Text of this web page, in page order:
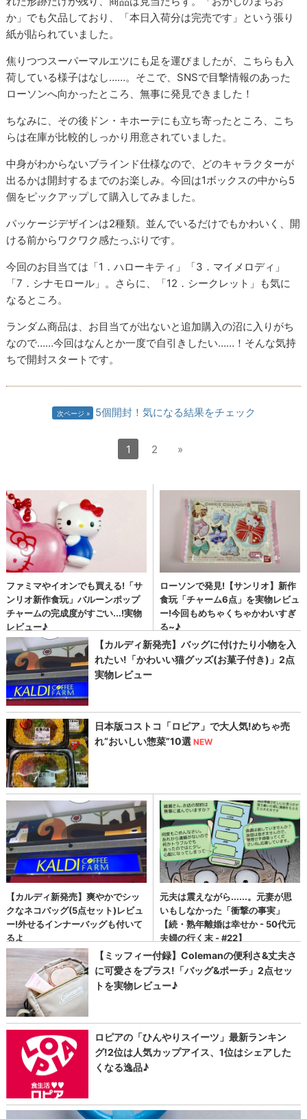
か」でも欠品しており、「本日入荷分は完売です」という張り
紙が貼られていました。
焦りつつスーパーマルエツにも足を運びましたが、こちらも入
荷している様子はなし……。そこで、SNSで目撃情報のあった
ローソンへ向かったところ、無事に発見できました！
ちなみに、その後ドン・キホーテにも立ち寄ったところ、こち
らは在庫が比較的しっかり用意されていました。
中身がわからないブラインド仕様なので、どのキャラクターが
出るかは開封するまでのお楽しみ。今回は1ボックスの中から5
個をピックアップして購入してみました。
パッケージデザインは2種類。並んでいるだけでもかわいく、開
ける前からワクワク感たっぷりです。
今回のお目当ては「1．ハローキティ」「3．マイメロディ」
「7．シナモロール」。さらに、「12．シークレット」も気に
なるところ。
ランダム商品は、お目当てが出ないと追加購入の沼に入りがち
なので……今回はなんとか一度で自引きしたい……！そんな気持
ちで開封スタートです。
次ページ 5個開封！気になる結果をチェック
1 2 »